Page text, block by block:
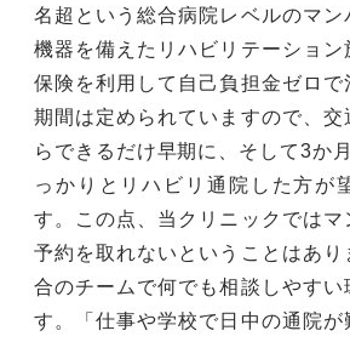
名超という総合病院レベルのマン
機器を備えたリハビリテーション
保険を利用して自己負担金ゼロで
期間は定められていますので、交
らできるだけ早期に、そして3か
っかりとリハビリ通院した方が
す。この点、当クリニックではマ
予約を取れないということはあり
合のチームで何でも相談しやすい
す。「仕事や学校で日中の通院が